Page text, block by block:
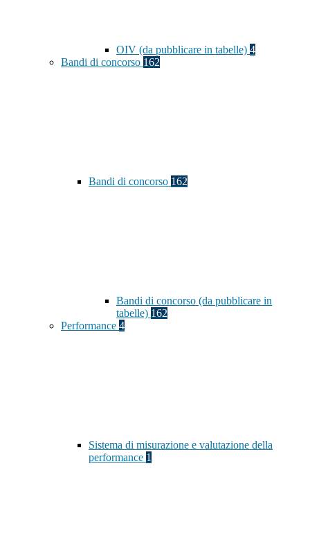
OIV (da pubblicare in tabelle) 4
Bandi di concorso 162
Bandi di concorso 162
Bandi di concorso (da pubblicare in
tabelle) 162
Performance 4
Sistema di misurazione e valutazione della
performance 1